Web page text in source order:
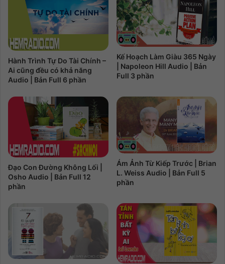
Hành Trình Tự Do Tài Chính –
Ai cũng đều có khả năng
Audio | Bản Full 6 phần
Kế Hoạch Làm Giàu 365 Ngày
| Napoleon Hill Audio | Bản
Full 3 phần
Đạo Con Đường Không Lối |
Osho Audio | Bản Full 12
phần
Ám Ảnh Từ Kiếp Trước | Brian
L. Weiss Audio | Bản Full 5
phần